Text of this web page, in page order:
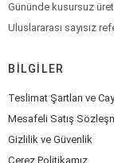
Gününde kusursuz
Uluslararası sayısız
BILGILER
Teslimat Şartları ve
Mesafeli Satış
Gizlilik ve Güvenlik
Çerez Politikamız